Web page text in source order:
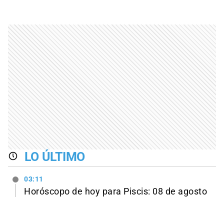
LO ÚLTIMO
03:11
Horóscopo de hoy para Piscis: 08 de agosto